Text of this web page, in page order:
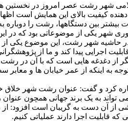
شهر رشت عصر امروز در نخستین
دهنده کیفیت بالای این همایش
بیشتر بین دستگاهها، رشت را
شهر یکی از موضوعاتی بود که در
شهر رشت، این موضوع یکی از
اجرایی پیدا کند و ما از
از دغدغه هایی است که با آن در
با توجه به اینکه از عمر خیابان ها
کرد و گفت: عنوان رشت شهر
تواند به یک برند جهانی همچون
آن دست به گریبان است افزود: از
قابلیت اجرا دارند عملیاتی کنیم.